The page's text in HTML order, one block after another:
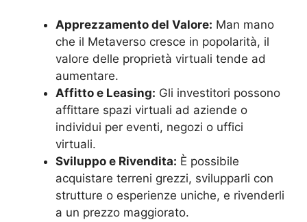
Apprezzamento del Valore: Man mano
che il Metaverso cresce in popolarità, il
valore delle proprietà virtuali tende ad
aumentare.
Affitto e Leasing: Gli investitori possono
affittare spazi virtuali ad aziende o
individui per eventi, negozi o uffici
virtuali.
Sviluppo e Rivendita: È possibile
acquistare terreni grezzi, svilupparli con
strutture o esperienze uniche, e rivenderli
a un prezzo maggiorato.